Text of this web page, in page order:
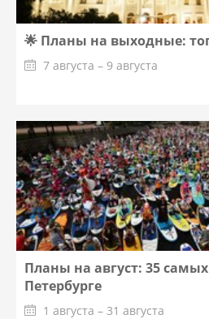
🌟 Планы на выходные:
7 августа – 9 августа
Планы на август: 35
Петербурге
1 августа – 31 августа